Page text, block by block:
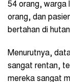
54 orang, warga
orang, dan
bertahan di
Menurutnya,
sangat rentan,
mereka sangat